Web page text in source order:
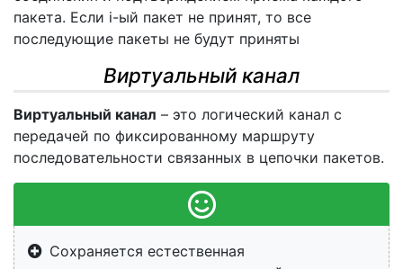
пакета. Если i-ый пакет не принят, то все
последующие пакеты не будут приняты
Виртуальный канал
Виртуальный канал – это логический канал с
передачей по фиксированному маршруту
последовательности связанных в цепочки пакетов.
Cохраняется естественная